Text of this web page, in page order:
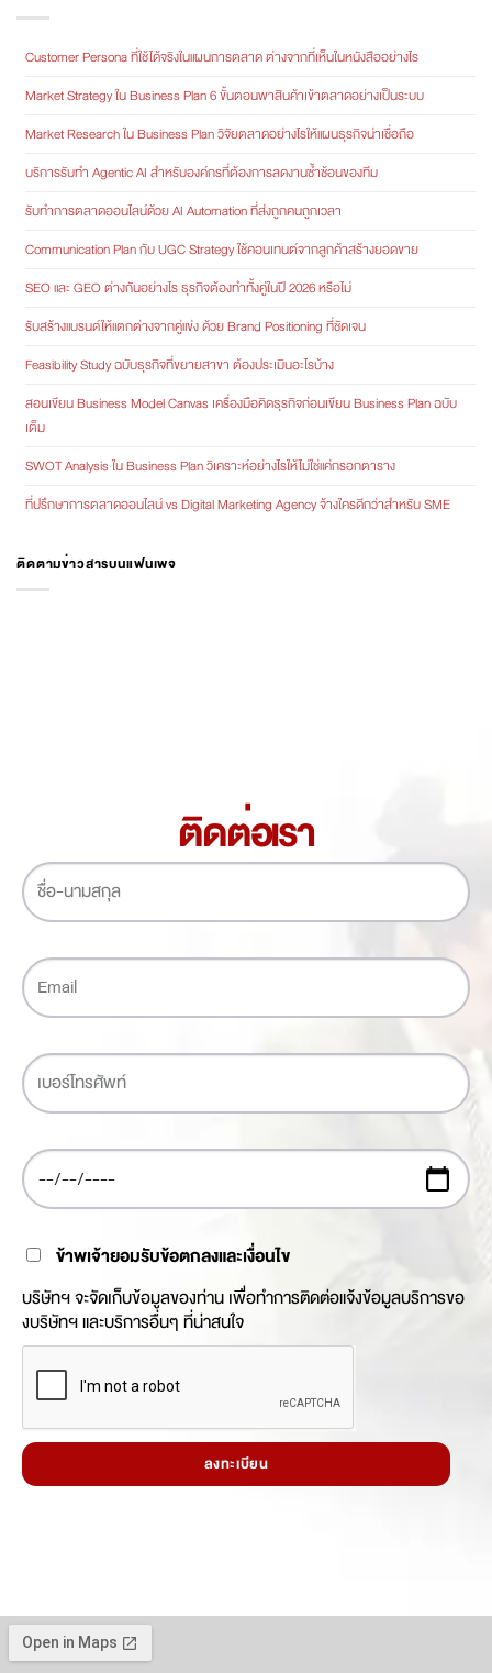
Customer Persona ที่ใช้ได้จริงในแผนการตลาด ต่างจากที่เห็นในหนังสืออย่างไร
Market Strategy ใน Business Plan 6 ขั้นตอนพาสินค้าเข้าตลาดอย่างเป็นระบบ
Market Research ใน Business Plan วิจัยตลาดอย่างไรให้แผนธุรกิจน่าเชื่อถือ
บริการรับทำ Agentic AI สำหรับองค์กรที่ต้องการลดงานซ้ำซ้อนของทีม
รับทำการตลาดออนไลน์ด้วย AI Automation ที่ส่งถูกคนถูกเวลา
Communication Plan กับ UGC Strategy ใช้คอนเทนต์จากลูกค้าสร้างยอดขาย
SEO และ GEO ต่างกันอย่างไร ธุรกิจต้องทำทั้งคู่ในปี 2026 หรือไม่
รับสร้างแบรนด์ให้แตกต่างจากคู่แข่ง ด้วย Brand Positioning ที่ชัดเจน
Feasibility Study ฉบับธุรกิจที่ขยายสาขา ต้องประเมินอะไรบ้าง
สอนเขียน Business Model Canvas เครื่องมือคิดธุรกิจก่อนเขียน Business Plan ฉบับ
เต็ม
SWOT Analysis ใน Business Plan วิเคราะห์อย่างไรให้ไม่ใช่แค่กรอกตาราง
ที่ปรึกษาการตลาดออนไลน์ vs Digital Marketing Agency จ้างใครดีกว่าสำหรับ SME
ติดตามข่าวสารบนแฟนเพจ
ติดต่อเรา
ข้าพเจ้ายอมรับข้อตกลงและเงื่อนไข
บริษัทฯ จะจัดเก็บข้อมูลของท่าน เพื่อทำการติดต่อแจ้งข้อมูลบริการขอ
งบริษัทฯ และบริการอื่นๆ ที่น่าสนใจ
ลงทะเบียน